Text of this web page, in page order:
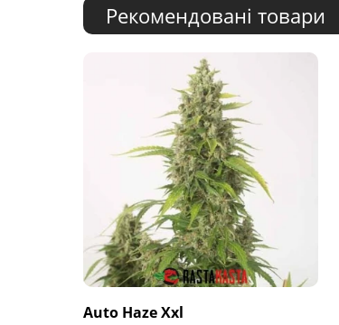
Рекомендовані товари
Auto Haze Xxl